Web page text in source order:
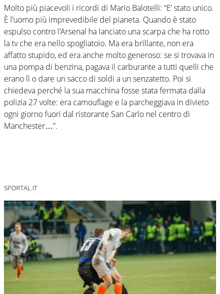
Molto più piacevoli i ricordi di Mario Balotelli: “E’ stato unico.
È l’uomo più imprevedibile del pianeta. Quando è stato
espulso contro l’Arsenal ha lanciato una scarpa che ha rotto
la tv che era nello spogliatoio. Ma era brillante, non era
affatto stupido, ed era anche molto generoso: se si trovava in
una pompa di benzina, pagava il carburante a tutti quelli che
erano lì o dare un sacco di soldi a un senzatetto. Poi si
chiedeva perché la sua macchina fosse stata fermata dalla
polizia 27 volte: era camouflage e la parcheggiava in divieto
ogni giorno fuori dal ristorante San Carlo nel centro di
Manchester…”.
SPORTAL.IT